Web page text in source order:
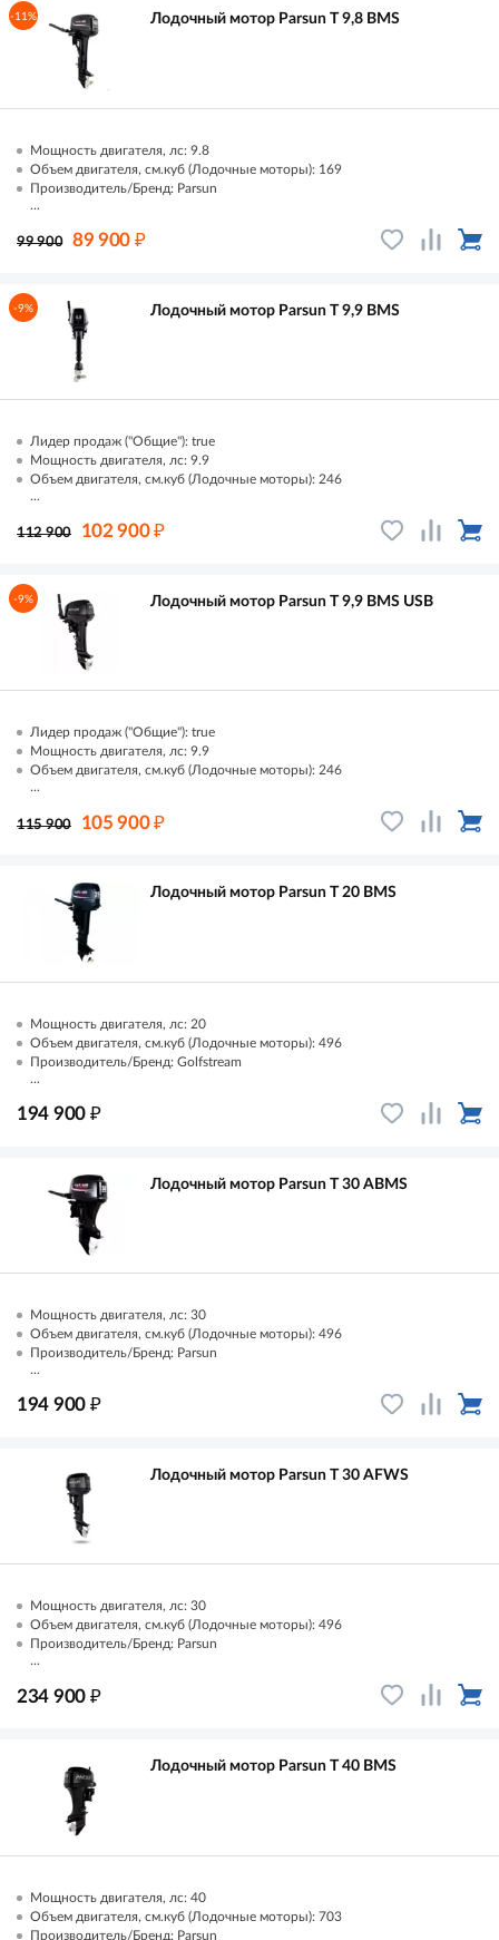
-11% Лодочный мотор Parsun T 9,8 ВМS
Мощность двигателя, лс: 9.8
Объем двигателя, см.куб (Лодочные моторы): 169
Производитель/Бренд: Parsun
...
99 900 89 900 ₽
-9% Лодочный мотор Parsun T 9,9 ВМS
Лидер продаж ("Общие"): true
Мощность двигателя, лс: 9.9
Объем двигателя, см.куб (Лодочные моторы): 246
...
112 900 102 900₽
-9% Лодочный мотор Parsun T 9,9 ВМS USB
Лидер продаж ("Общие"): true
Мощность двигателя, лс: 9.9
Объем двигателя, см.куб (Лодочные моторы): 246
...
115 900 105 900₽
Лодочный мотор Parsun T 20 ВМS
Мощность двигателя, лс: 20
Объем двигателя, см.куб (Лодочные моторы): 496
Производитель/Бренд: Golfstream
...
194 900 ₽
Лодочный мотор Parsun T 30 AВМS
Мощность двигателя, лс: 30
Объем двигателя, см.куб (Лодочные моторы): 496
Производитель/Бренд: Parsun
...
194 900 ₽
Лодочный мотор Parsun T 30 AFWS
Мощность двигателя, лс: 30
Объем двигателя, см.куб (Лодочные моторы): 496
Производитель/Бренд: Parsun
...
234 900 ₽
Лодочный мотор Parsun T 40 ВМS
Мощность двигателя, лс: 40
Объем двигателя, см.куб (Лодочные моторы): 703
Производитель/Бренд: Parsun